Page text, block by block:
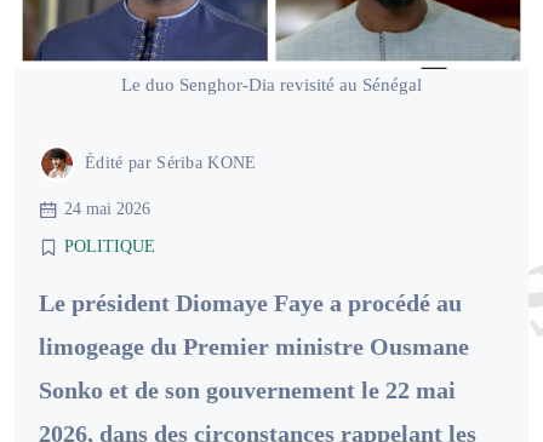
Le duo Senghor-Dia revisité au Sénégal
Édité par Sériba KONE
24 mai 2026
POLITIQUE
Le président Diomaye Faye a procédé au
limogeage du Premier ministre Ousmane
Sonko et de son gouvernement le 22 mai
2026, dans des circonstances rappelant les